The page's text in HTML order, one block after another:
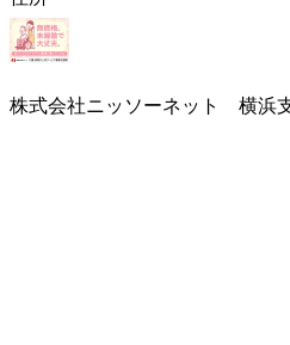
株式会社ニッソーネット 横浜